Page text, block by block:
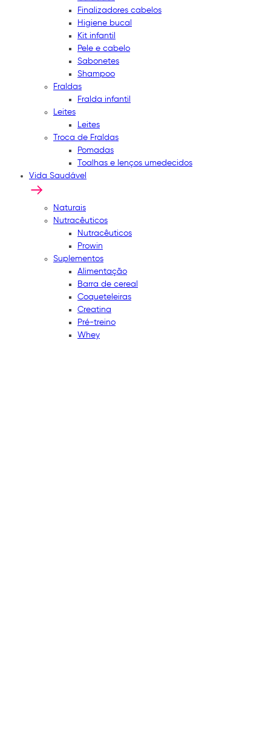
Finalizadores cabelos
Higiene bucal
Kit infantil
Pele e cabelo
Sabonetes
Shampoo
Fraldas
Fralda infantil
Leites
Leites
Troca de Fraldas
Pomadas
Toalhas e lenços umedecidos
Vida Saudável
Naturais
Nutracêuticos
Nutracêuticos
Prowin
Suplementos
Alimentação
Barra de cereal
Coqueteleiras
Creatina
Pré-treino
Whey